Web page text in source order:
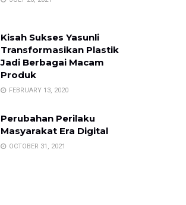
Kisah Sukses Yasunli
Transformasikan Plastik
Jadi Berbagai Macam
Produk
FEBRUARY 13, 2020
Perubahan Perilaku
Masyarakat Era Digital
OCTOBER 31, 2021